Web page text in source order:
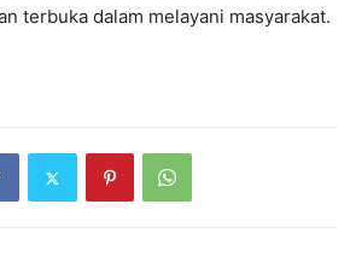
terbuka dalam melayani masyarakat.